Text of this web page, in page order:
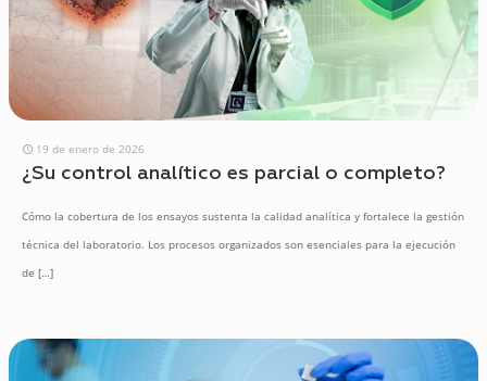
19 de enero de 2026
¿Su control analítico es parcial o completo?
Cómo la cobertura de los ensayos sustenta la calidad analítica y fortalece la gestión
técnica del laboratorio. Los procesos organizados son esenciales para la ejecución
de […]